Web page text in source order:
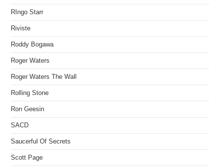
RIngo Starr
Riviste
Roddy Bogawa
Roger Waters
Roger Waters The Wall
Rolling Stone
Ron Geesin
SACD
Saucerful Of Secrets
Scott Page